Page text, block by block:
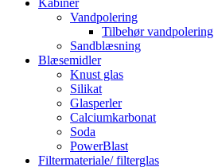
Kabiner
Vandpolering
Tilbehør vandpolering
Sandblæsning
Blæsemidler
Knust glas
Silikat
Glasperler
Calciumkarbonat
Soda
PowerBlast
Filtermateriale/ filterglas